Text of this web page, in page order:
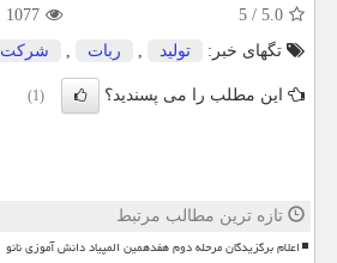
5.0
/
5
1077
تگهای خبر:
تولید , ربات , شركت
این مطلب را می پسندید؟ (1)
تازه ترین مطالب مرتبط
اعلام برگزیدگان مرحله دوم هفدهمین المپیاد دانش آموزی نانو